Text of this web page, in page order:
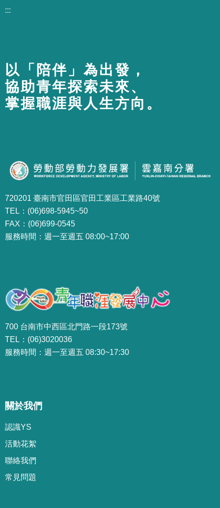
:::
以「陪伴」為出發，
協助青年探索未來、
掌握職涯與人生方向。
720201 臺南市官田區官田工業區工業路40號
TEL：(06)698-5945~50
FAX：(06)699-0545
服務時間：週一至週五 08:00~17:00
700 台南市中西區北門路一段173號
TEL：(06)3020036
服務時間：週一至週五 08:30~17:30
關於我們
認識YS
活動花絮
聯絡我們
常見問題